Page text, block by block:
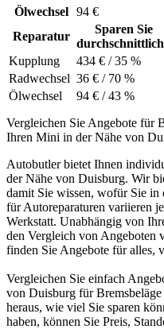
Ölwechsel
94 €
Reparatur
Sparen Sie
Kupplung
434 € / 35 %
Radwechsel 36 € / 70 %
Ölwechsel 94 € / 43 %
Vergleichen Sie Angebote für
Ihren Mini in der Nähe von
Autobutler bietet Ihnen
der Nähe von Duisburg. Wir
damit Sie wissen, wofür Sie in
für Autoreparaturen variieren
Werkstatt. Unabhängig von
den Vergleich von Angeboten
finden Sie Angebote für alles,
Vergleichen Sie einfach
von Duisburg für
heraus, wie viel Sie sparen
haben, können Sie Preis,